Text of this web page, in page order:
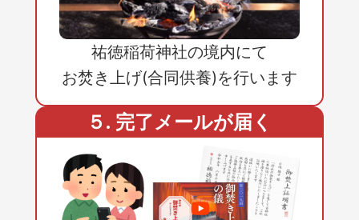
祐徳稲荷神社の境内にて
お焚き上げ(合同供養)を行います
５. 完了メールが届く